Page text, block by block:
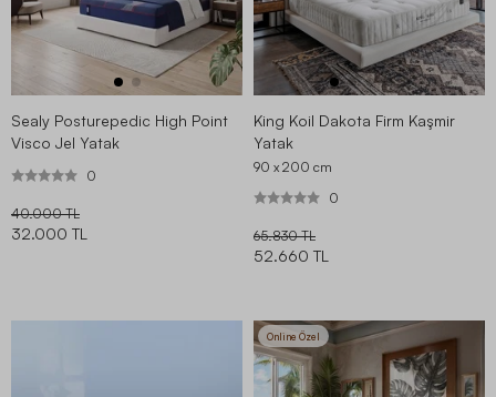
Sealy Posturepedic High Point
Visco Jel Yatak
0
40.000 TL
32.000 TL
King Koil Dakota Firm Kaşmir
Yatak
90 x 200 cm
0
65.830 TL
52.660 TL
Online Özel